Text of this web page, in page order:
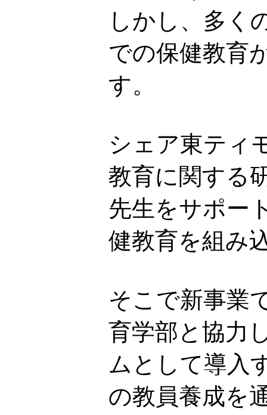
しかし、多く
での保健教育
す。
シェア東ティ
教育に関する
先生をサポー
健教育を組み
そこで新事業
育学部と協力
ムとして導入
の教員養成を